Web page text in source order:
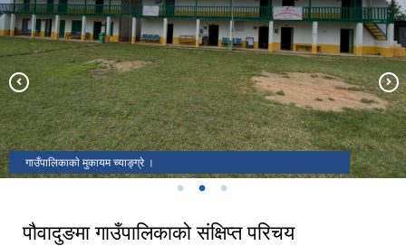
पौवादुङमा गाउँपालिकाको दोस्रो गाउँसभा प्रथम अधिवेशन सम्पन्न पश्चातको तस्विर
गाउँपालिकाकाे मुकायम च्याङ्ग्रे ।
च्याङ्ग्रे पोखरी।
पौवादुङमा गाउँपालिकाको संक्षिप्त परिचय